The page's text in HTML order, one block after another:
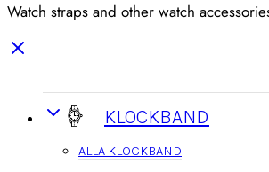
Watch straps and other watch
KLOCKBAND
ALLA KLOCKBAND